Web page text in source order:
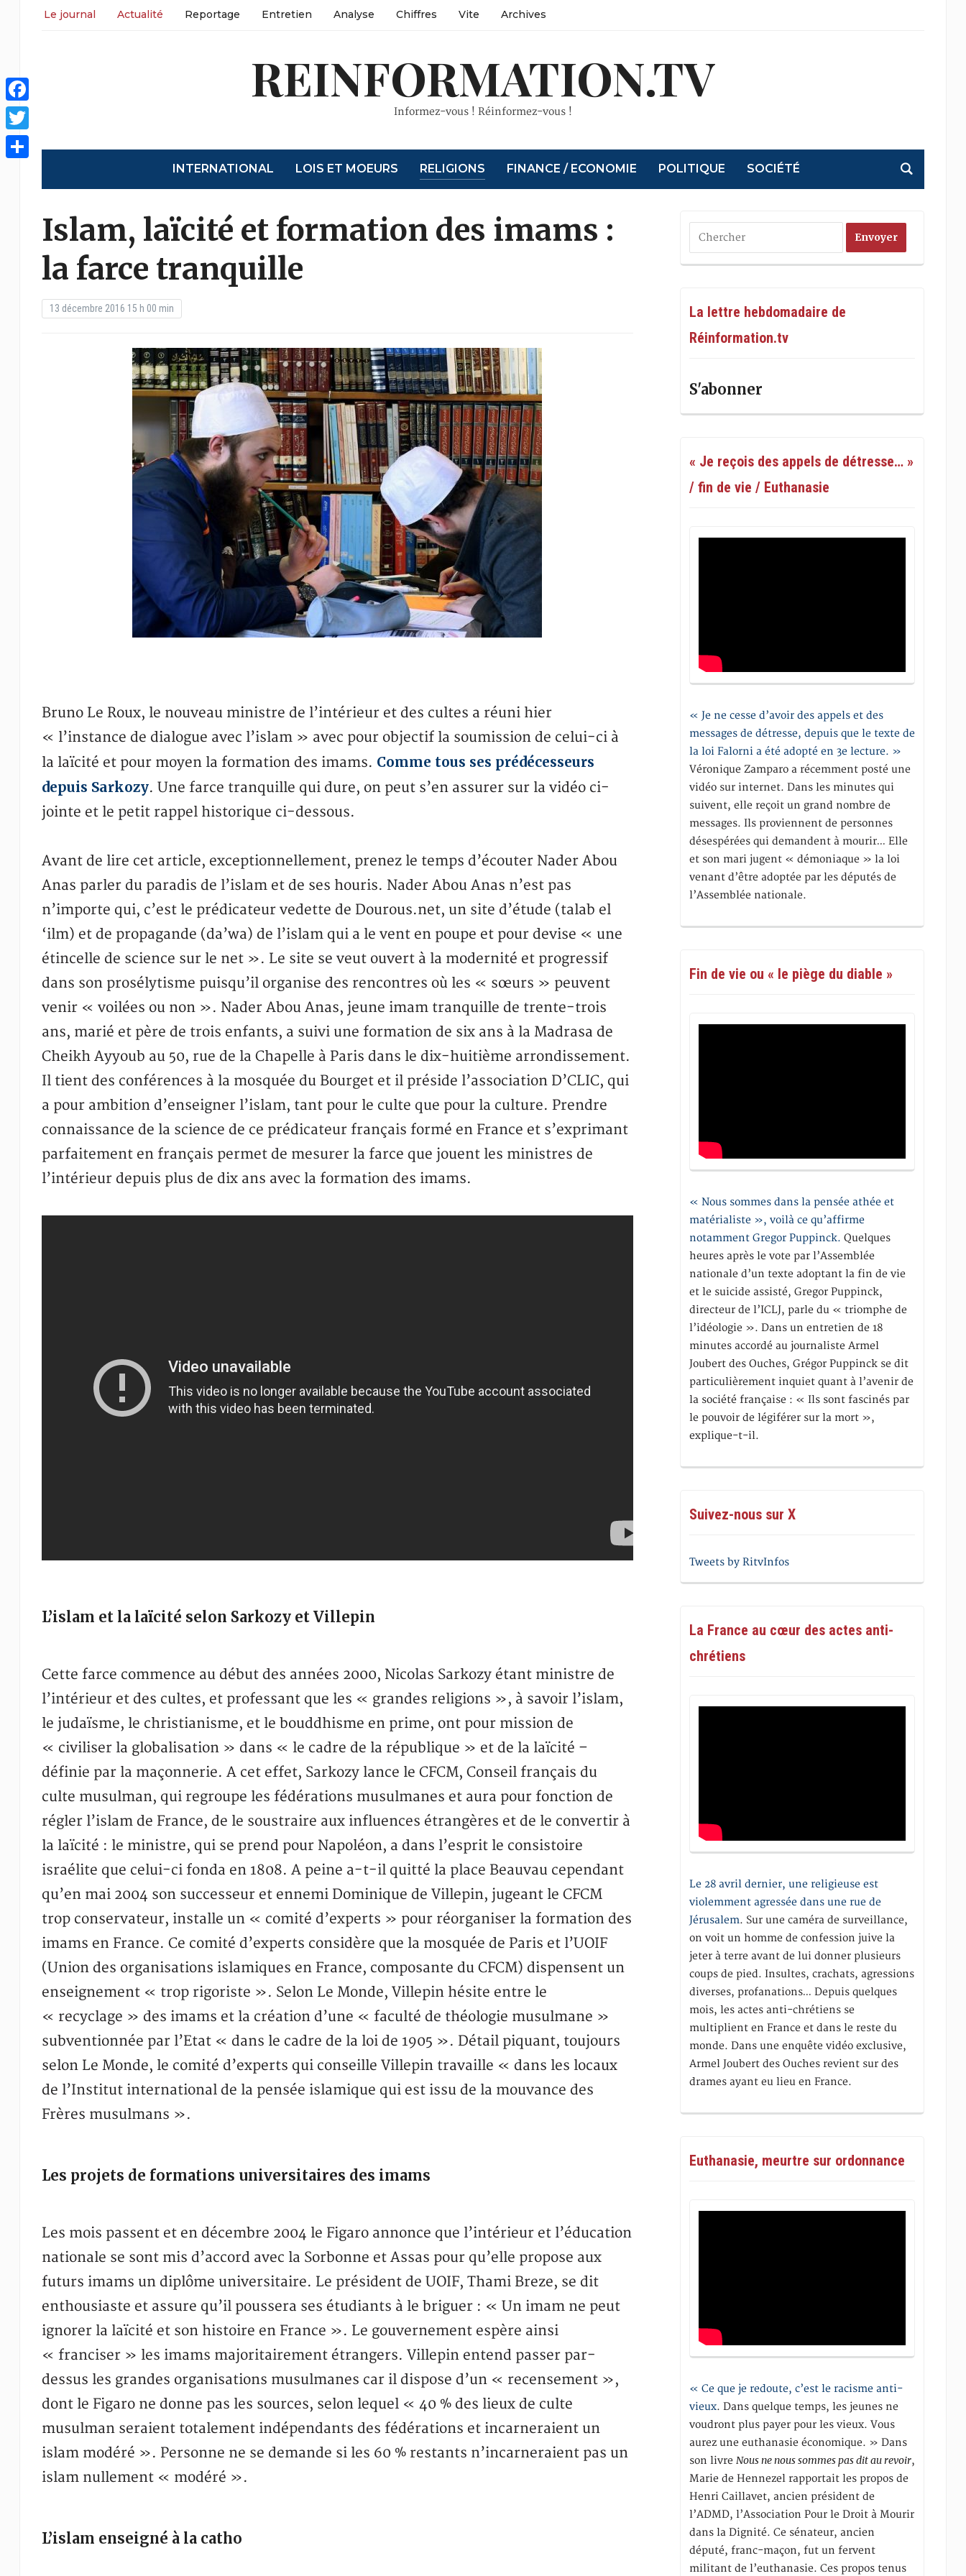
Le journal Actualité Reportage Entretien Analyse Chiffres Vite Archives
REINFORMATION.TV
Informez-vous ! Réinformez-vous !
INTERNATIONAL LOIS ET MOEURS RELIGIONS FINANCE / ECONOMIE POLITIQUE SOCIÉTÉ
Islam, laïcité et formation des imams :
la farce tranquille
13 décembre 2016 15 h 00 min
Bruno Le Roux, le nouveau ministre de l’intérieur et des cultes a réuni hier
« l’instance de dialogue avec l’islam » avec pour objectif la soumission de celui-ci à
la laïcité et pour moyen la formation des imams. Comme tous ses prédécesseurs
depuis Sarkozy. Une farce tranquille qui dure, on peut s’en assurer sur la vidéo ci-
jointe et le petit rappel historique ci-dessous.
Avant de lire cet article, exceptionnellement, prenez le temps d’écouter Nader Abou
Anas parler du paradis de l’islam et de ses houris. Nader Abou Anas n’est pas
n’importe qui, c’est le prédicateur vedette de Dourous.net, un site d’étude (talab el
‘ilm) et de propagande (da’wa) de l’islam qui a le vent en poupe et pour devise « une
étincelle de science sur le net ». Le site se veut ouvert à la modernité et progressif
dans son prosélytisme puisqu’il organise des rencontres où les « sœurs » peuvent
venir « voilées ou non ». Nader Abou Anas, jeune imam tranquille de trente-trois
ans, marié et père de trois enfants, a suivi une formation de six ans à la Madrasa de
Cheikh Ayyoub au 50, rue de la Chapelle à Paris dans le dix-huitième arrondissement.
Il tient des conférences à la mosquée du Bourget et il préside l’association D’CLIC, qui
a pour ambition d’enseigner l’islam, tant pour le culte que pour la culture. Prendre
connaissance de la science de ce prédicateur français formé en France et s’exprimant
parfaitement en français permet de mesurer la farce que jouent les ministres de
l’intérieur depuis plus de dix ans avec la formation des imams.
L’islam et la laïcité selon Sarkozy et Villepin
Cette farce commence au début des années 2000, Nicolas Sarkozy étant ministre de
l’intérieur et des cultes, et professant que les « grandes religions », à savoir l’islam,
le judaïsme, le christianisme, et le bouddhisme en prime, ont pour mission de
« civiliser la globalisation » dans « le cadre de la république » et de la laïcité –
définie par la maçonnerie. A cet effet, Sarkozy lance le CFCM, Conseil français du
culte musulman, qui regroupe les fédérations musulmanes et aura pour fonction de
régler l’islam de France, de le soustraire aux influences étrangères et de le convertir à
la laïcité : le ministre, qui se prend pour Napoléon, a dans l’esprit le consistoire
israélite que celui-ci fonda en 1808. A peine a-t-il quitté la place Beauvau cependant
qu’en mai 2004 son successeur et ennemi Dominique de Villepin, jugeant le CFCM
trop conservateur, installe un « comité d’experts » pour réorganiser la formation des
imams en France. Ce comité d’experts considère que la mosquée de Paris et l’UOIF
(Union des organisations islamiques en France, composante du CFCM) dispensent un
enseignement « trop rigoriste ». Selon Le Monde, Villepin hésite entre le
« recyclage » des imams et la création d’une « faculté de théologie musulmane »
subventionnée par l’Etat « dans le cadre de la loi de 1905 ». Détail piquant, toujours
selon Le Monde, le comité d’experts qui conseille Villepin travaille « dans les locaux
de l’Institut international de la pensée islamique qui est issu de la mouvance des
Frères musulmans ».
Les projets de formations universitaires des imams
Les mois passent et en décembre 2004 le Figaro annonce que l’intérieur et l’éducation
nationale se sont mis d’accord avec la Sorbonne et Assas pour qu’elle propose aux
futurs imams un diplôme universitaire. Le président de UOIF, Thami Breze, se dit
enthousiaste et assure qu’il poussera ses étudiants à le briguer : « Un imam ne peut
ignorer la laïcité et son histoire en France ». Le gouvernement espère ainsi
« franciser » les imams majoritairement étrangers. Villepin entend passer par-
dessus les grandes organisations musulmanes car il dispose d’un « recensement »,
dont le Figaro ne donne pas les sources, selon lequel « 40 % des lieux de culte
musulman seraient totalement indépendants des fédérations et incarneraient un
islam modéré ». Personne ne se demande si les 60 % restants n’incarneraient pas un
islam nullement « modéré ».
L’islam enseigné à la catho
La lettre hebdomadaire de
Réinformation.tv
S'abonner
« Je reçois des appels de détresse… »
/ fin de vie / Euthanasie
« Je ne cesse d’avoir des appels et des
messages de détresse, depuis que le texte de
la loi Falorni a été adopté en 3e lecture. »
Véronique Zamparo a récemment posté une
vidéo sur internet. Dans les minutes qui
suivent, elle reçoit un grand nombre de
messages. Ils proviennent de personnes
désespérées qui demandent à mourir… Elle
et son mari jugent « démoniaque » la loi
venant d’être adoptée par les députés de
l’Assemblée nationale.
Fin de vie ou « le piège du diable »
« Nous sommes dans la pensée athée et
matérialiste », voilà ce qu’affirme
notamment Gregor Puppinck. Quelques
heures après le vote par l’Assemblée
nationale d’un texte adoptant la fin de vie
et le suicide assisté, Gregor Puppinck,
directeur de l’ICLJ, parle du « triomphe de
l’idéologie ». Dans un entretien de 18
minutes accordé au journaliste Armel
Joubert des Ouches, Grégor Puppinck se dit
particulièrement inquiet quant à l’avenir de
la société française : « Ils sont fascinés par
le pouvoir de légiférer sur la mort »,
explique-t-il.
Suivez-nous sur X
Tweets by RitvInfos
La France au cœur des actes anti-
chrétiens
Le 28 avril dernier, une religieuse est
violemment agressée dans une rue de
Jérusalem. Sur une caméra de surveillance,
on voit un homme de confession juive la
jeter à terre avant de lui donner plusieurs
coups de pied. Insultes, crachats, agressions
diverses, profanations… Depuis quelques
mois, les actes anti-chrétiens se
multiplient en France et dans le reste du
monde. Dans une enquête vidéo exclusive,
Armel Joubert des Ouches revient sur des
drames ayant eu lieu en France.
Euthanasie, meurtre sur ordonnance
« Ce que je redoute, c’est le racisme anti-
vieux. Dans quelque temps, les jeunes ne
voudront plus payer pour les vieux. Vous
aurez une euthanasie économique. » Dans
son livreNous ne nous sommes pas dit au revoir,
Marie de Hennezel rapportait les propos de
Henri Caillavet, ancien président de
l’ADMD, l’Association Pour le Droit à Mourir
dans la Dignité. Ce sénateur, ancien
député, franc-maçon, fut un fervent
militant de l’euthanasie. Ces propos tenus
Facebook
Twitter